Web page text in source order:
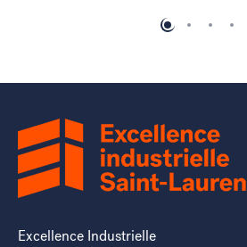
Excellence Industrielle